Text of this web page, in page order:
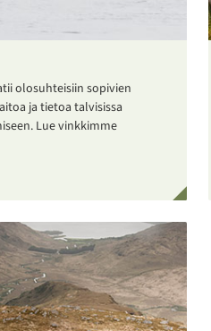
olosuhteisiin sopivien
ja tietoa talvisissa
Lue vinkkimme